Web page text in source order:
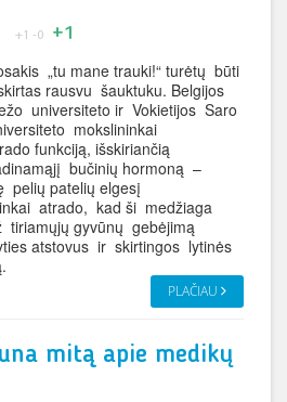
+1 -0 +1
„tu mane trauki!“ turėtų būti
rausvu šauktuku. Belgijos
universiteto ir Vokietijos Saro
mokslininkai
funkciją, išskiriančią
bučinių hormoną –
pelių patelių elgesį
atrado, kad ši medžiaga
gyvūnų gebėjimą
atstovus ir skirtingos lytinės
PLAČIAU
mitą apie medikų